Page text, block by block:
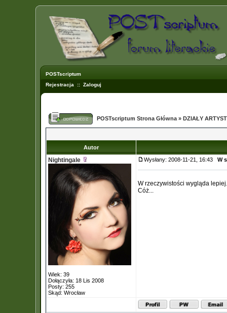
POSTscriptum
Rejestracja :: Zaloguj
POSTscriptum Strona Główna » DZIAŁY
Autor
Nightingale
Wiek: 39
Dołączyła: 18 Lis 2008
Posty: 255
Skąd: Wrocław
Wysłany: 2008-11-21, 16:43 W
W rzeczywistości wygląda
Cóż...